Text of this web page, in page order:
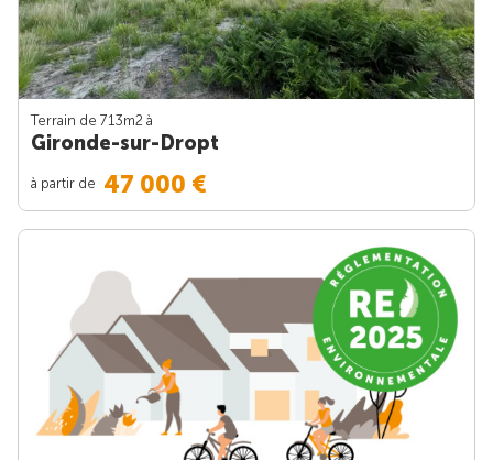
Terrain de 713m2 à
Gironde-sur-Dropt
à partir de 47 000 €